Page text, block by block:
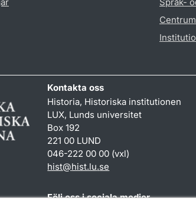
Kontakta oss
Historia, Historiska institutionen
LUX, Lunds universitet
Box 192
221 00 LUND
046-222 00 00 (vxl)
hist@hist.lu.se
Följ oss i sociala medier